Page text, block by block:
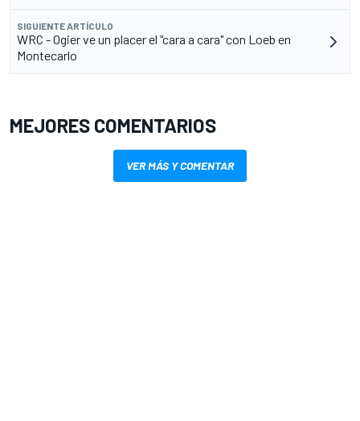
SIGUIENTE ARTÍCULO
WRC - Ogier ve un placer el "cara a cara" con Loeb en
Montecarlo
MEJORES COMENTARIOS
VER MÁS Y COMENTAR